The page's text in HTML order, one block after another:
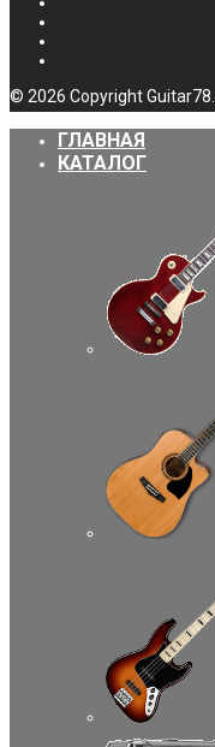
© 2026 Copyright
ГЛАВНАЯ
КАТАЛОГ